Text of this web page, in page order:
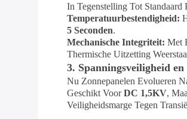
In Tegenstelling Tot
Temperatuurbestendigheid:
5 Seconden.
Mechanische Integriteit: Met
Thermische Uitzetting
3. Spanningsveiligheid
Nu Zonnepanelen Evolueren
Geschikt VoorDC 1,5KV,
Veiligheidsmarge Tegen